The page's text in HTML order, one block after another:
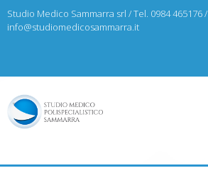
Skip
to
Studio Medico Sammarra srl / Tel. 0984 465176 /
info@studiomedicosammarra.it